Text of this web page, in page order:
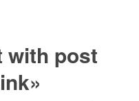
with post